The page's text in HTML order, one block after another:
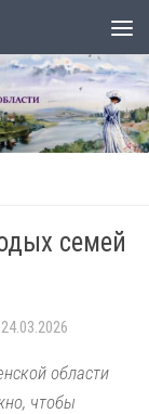
семей
24.03.2026
области
чтобы